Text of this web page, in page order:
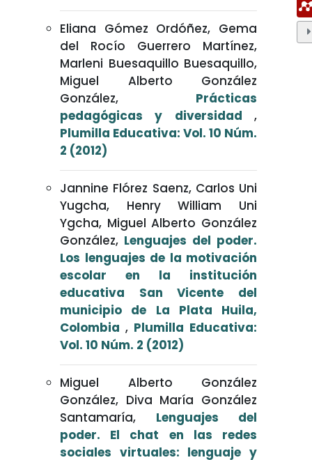
Eliana Gómez Ordóñez, Gema
del Rocío Guerrero Martínez,
Marleni Buesaquillo Buesaquillo,
Miguel Alberto González
González, Prácticas
pedagógicas y diversidad ,
Plumilla Educativa: Vol. 10 Núm.
2 (2012)
Jannine Flórez Saenz, Carlos Uni
Yugcha, Henry William Uni
Ygcha, Miguel Alberto González
González, Lenguajes del poder.
Los lenguajes de la motivación
escolar en la institución
educativa San Vicente del
municipio de La Plata Huila,
Colombia , Plumilla Educativa:
Vol. 10 Núm. 2 (2012)
Miguel Alberto González
González, Diva María González
Santamaría, Lenguajes del
poder. El chat en las redes
sociales virtuales: lenguaje y